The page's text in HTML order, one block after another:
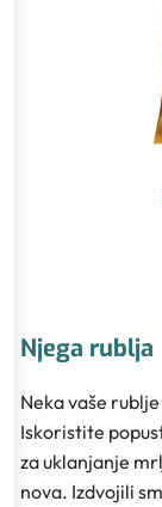
Njega rublja
Neka vaše
Iskoristite
za uklanjanje
nova. Izdvojili